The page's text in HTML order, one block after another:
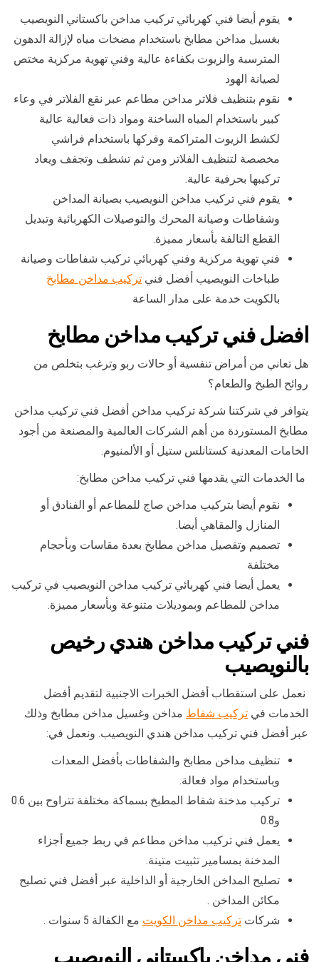
يقوم أيضا فني كهربائي تركيب مداخن باكستاني النويصيب
بغسيل مداخن مطابخ باستخدام مضخات مياه لإزالة الدهون
المترسبة والزيوت بكفاءة عالية وفني تهوية مركزية مختص
لصيانة الهود
نقوم بتنظيف فلاتر مداخن مطاعم عبر نقع الفلاتر في وعاء
كبير باستخدام المياه الساخنة ومواد ذات فعالية عالية
لكشط الزيوت المتراكمة وفركها باستخدام فراشي
مخصصة لتنظيف الفلاتر ومن ثم تشطف وتجفف ويعاد
تركيبها بحرفية عالية.
يقوم فني تركيب مداخن النويصيب بصيانة المداخن
وشفاطات وصيانة المحرك والتوصيلات الكهربائية وتبديل
القطع التالفة بأسعار مميزة.
فني تهوية مركزية وفني كهربائي تركيب شفاطات وصيانة
طباخات النويصيب أفضل فني تركيب مداخن مطابخ
بالكويت خدمة على مدار الساعة
افضل فني تركيب مداخن مطابخ
هل تعاني من أمراض تنفسية أو حالات ربو وترغب بتخلص من
روائح الطبخ والطعام؟
يتوافر في شركتنا شركة تركيب مداخن أفضل فني تركيب مداخن
مطابخ المستوردة من أهم الشركات العالمية والمصنعة من أجود
الخامات المعدنية كستانلس ستيل أو الألمنيوم.
ما الخدمات التي يقدمها فني تركيب مداخن مطابخ:
نقوم أيضا بتركيب مداخن صاج للمطاعم أو الفنادق أو
المنازل والمقاهي أيضا.
تصميم وتفصيل مداخن مطابخ بعدة مقاسات وبأحجام
مختلفة
يعمل أيضا فني كهربائي تركيب مداخن النويصيب في تركيب
مداخن للمطاعم وبموديلات متنوعة وبأسعار مميزة.
فني تركيب مداخن هندي رخيص
بالنويصيب
نعمل على استقطاب أفضل الخبرات الاجنبية لتقديم أفضل
الخدمات في تركيب شفاط مداخن وغسيل مداخن مطابخ وذلك
عبر أفضل فني تركيب مداخن هندي النويصيب. ونعمل في:
تنظيف مداخن مطابخ والشفاطات بأفضل المعدات
وباستخدام مواد فعالة.
تركيب مدخنة شفاط المطبخ بسماكة مختلفة تتراوح بين 0.6
و0.8
يعمل فني تركيب مداخن مطاعم في ربط جميع أجزاء
المدخنة بمسامير تثبيت متينة.
تصليح المداخن الخارجية أو الداخلية عبر أفضل فني تصليح
مكائن المداخن .
شركات تركيب مداخن الكويت مع الكفالة 5 سنوات .
فني مداخن باكستاني النويصيب